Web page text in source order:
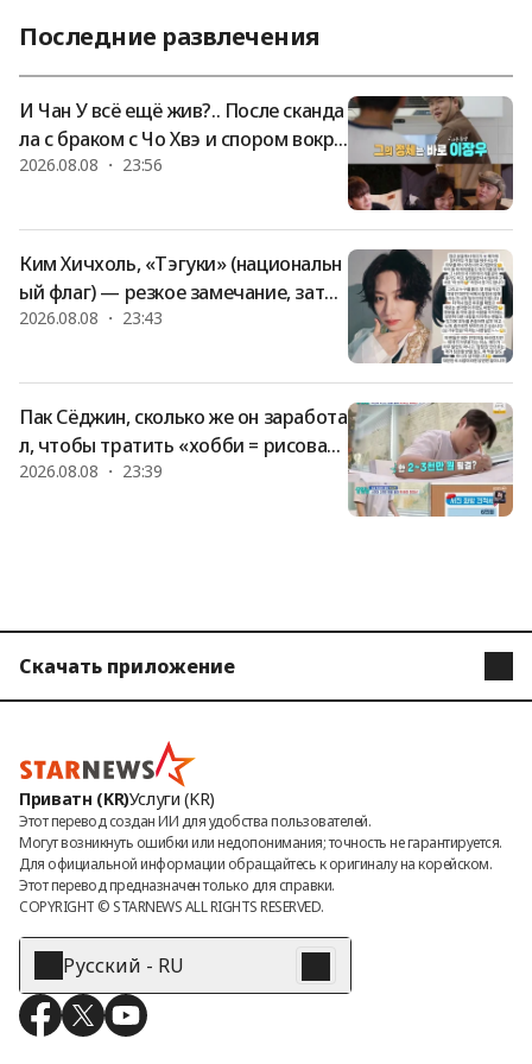
жем счастливые и мирные дни. Ким Чи Ён стала известна
благодаря участию в вышедшем в эфир в 2023 году на к
анале A реалити-шоу о любви «Хартсигнал 4». В феврале
она вышла замуж за Юн Су Ён
Последние развлечения
И Чан У всё ещё жив?.. После сканда
ла с браком с Чо Хвэ и спором вокру
г ресторана супа из свиных потрохо
«Мужчина, ведущий хозяйство» [St
ar Issue]
2026.08.08 ・ 23:56
Ким Хичхоль, «Тэгуки» (национальн
ый флаг) — резкое замечание, зате
м разъяснение о политической окра
сти от политических взглядов» [Styli
sh]
2026.08.08 ・ 23:43
Пак Сёджин, сколько же он заработа
л, чтобы тратить «хобби = рисован
ие минхва» на 30 миллионов вон? [С
2026.08.08 ・ 23:39
Скачать приложение
STARPOLL
Приватн (KR)Услуги (KR)
Этот перевод создан ИИ для удобства пользователей.
Могут возникнуть ошибки или недопонимания; точность не гарантируется.
Для официальной информации обращайтесь к оригиналу на корейском.
Этот перевод предназначен только для справки.
COPYRIGHT © STARNEWS ALL RIGHTS RESERVED.
Русский - RU